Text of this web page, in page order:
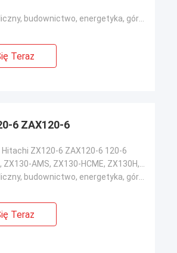
Teraz
6 ZAX120-6
ZX120-6 ZAX120-6 120-6
Teraz